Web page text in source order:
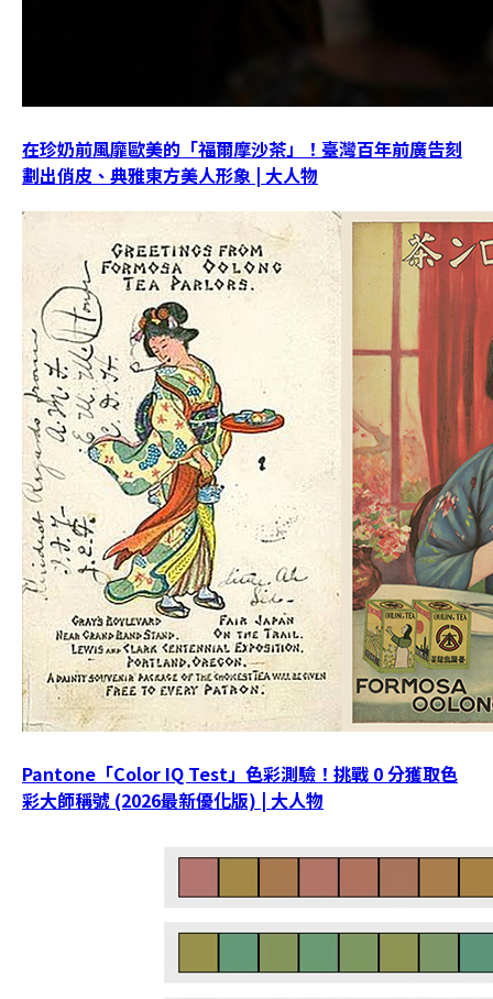
在珍奶前風靡歐美的「福爾摩沙茶」！臺灣百年前廣告刻
劃出俏皮、典雅東方美人形象 | 大人物
Pantone「Color IQ Test」色彩測驗！挑戰 0 分獲取色
彩大師稱號 (2026最新優化版) | 大人物